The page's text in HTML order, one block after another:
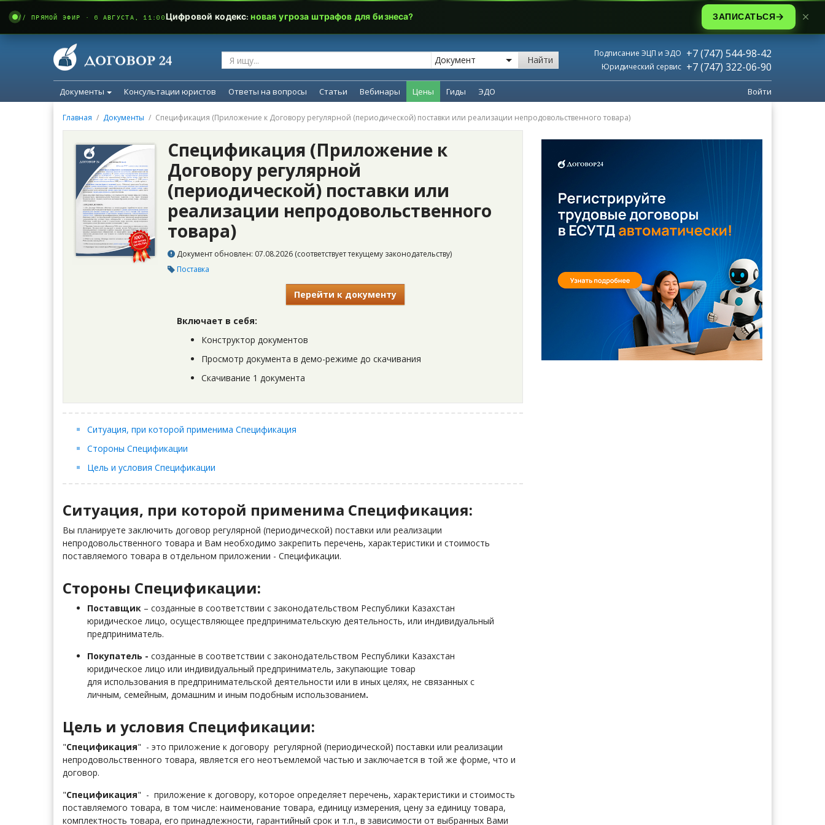
Найти
Подписание ЭЦП и ЭДО +7 (747) 544-98-42
Юридический сервис +7 (747) 322-06-90
Документы Консультации юристов Ответы на вопросы Статьи Вебинары Цены Гиды ЭДО Войти
Главная Документы Спецификация (Приложение к Договору регулярной (периодической) поставки или реализации непродовольственного товара)
Спецификация (Приложение к
Договору регулярной
(периодической) поставки или
реализации непродовольственного
товара)
Документ обновлен: 07.08.2026 (соответствует текущему законодательству)
Поставка
Перейти к документу
Включает в себя:
Конструктор документов
Просмотр документа в демо-режиме до скачивания
Скачивание 1 документа
Ситуация, при которой применима Спецификация
Стороны Спецификации
Цель и условия Спецификации
Ситуация, при которой применима Спецификация:
Вы планируете заключить договор регулярной (периодической) поставки или реализации
непродовольственного товара и Вам необходимо закрепить перечень, характеристики и стоимость
поставляемого товара в отдельном приложении - Спецификации.
Стороны Спецификации:
Поставщик – созданные в соответствии с законодательством Республики Казахстан
юридическое лицо, осуществляющее предпринимательскую деятельность, или индивидуальный
предприниматель.
Покупатель - созданные в соответствии с законодательством Республики Казахстан
юридическое лицо или индивидуальный предприниматель, закупающие товар
для использования в предпринимательской деятельности или в иных целях, не связанных с
личным, семейным, домашним и иным подобным использованием.
Цель и условия Спецификации:
"Спецификация" - это приложение к договору регулярной (периодической) поставки или реализации
непродовольственного товара, является его неотъемлемой частью и заключается в той же форме, что и
договор.
"Спецификация" - приложение к договору, которое определяет перечень, характеристики и стоимость
поставляемого товара, в том числе: наименование товара, единицу измерения, цену за единицу товара,
комплектность товара, его принадлежности, гарантийный срок и т.п., в зависимости от выбранных Вами
// ПРЯМОЙ ЭФИР · 6 АВГУСТА, 11:00Цифровой кодекс:новая угроза штрафов для бизнеса? ЗАПИСАТЬСЯ